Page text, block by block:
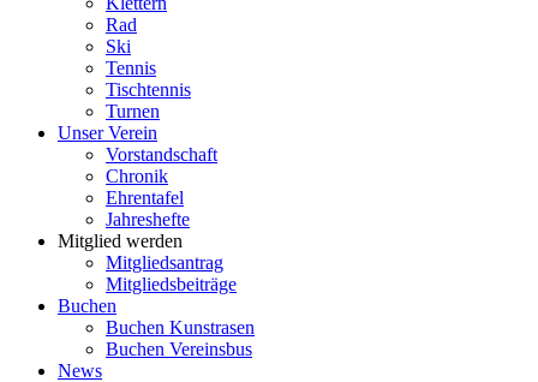
Rad
Ski
Tennis
Tischtennis
Turnen
Unser Verein
Vorstandschaft
Chronik
Ehrentafel
Jahreshefte
Mitglied werden
Mitgliedsantrag
Mitgliedsbeiträge
Buchen
Buchen Kunstrasen
Buchen Vereinsbus
News